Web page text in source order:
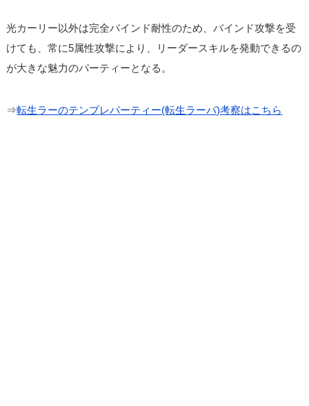
光カーリー以外は完全バインド耐性のため、バインド攻撃を受
けても、常に5属性攻撃により、リーダースキルを発動できるの
が大きな魅力のパーティーとなる。
⇒転生ラーのテンプレパーティー(転生ラーパ)考察はこちら